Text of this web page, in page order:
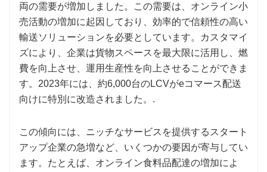
両の需要が増加しました。この需要は、オンライン小
売活動の増加に起因しており、効率的で信頼性の高い
輸送ソリューションを必要としています。カスタマイ
ズにより、企業は貨物スペースを最大限に活用し、燃
費を向上させ、運用生産性を向上させることができま
す。2023年には、約6,000台のLCVがeコマース配送
向けに特別に改造されました。.
この傾向には、ニッチなサービスを提供するスタート
アップ企業の急増など、いくつかの要因が寄与してい
ます。たとえば、オンライン食料品配達の増加によ